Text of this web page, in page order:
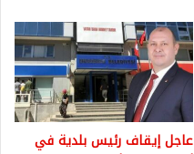
عاجل إيقاف رئيس بلدية في